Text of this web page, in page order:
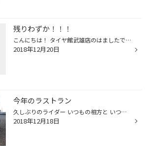
残りわずか！！！
こんにちは！ タイヤ館武雄店のはましたです！ 今、タイヤ館武雄店で スタッドレスタイヤをご購入された方に お好きなブランケットプレゼントしています。 ★プレミアムブランケット ←すみません、なくなりました。 ★デニム調ブランケット ← 残りわずか ★スノーマンサークルブランケット ←残りわずか...
2018年12月20日
今年のラストラン
久しぶりのライダー いつもの相方と いつもの方へ 来年も走ります。
2018年12月18日